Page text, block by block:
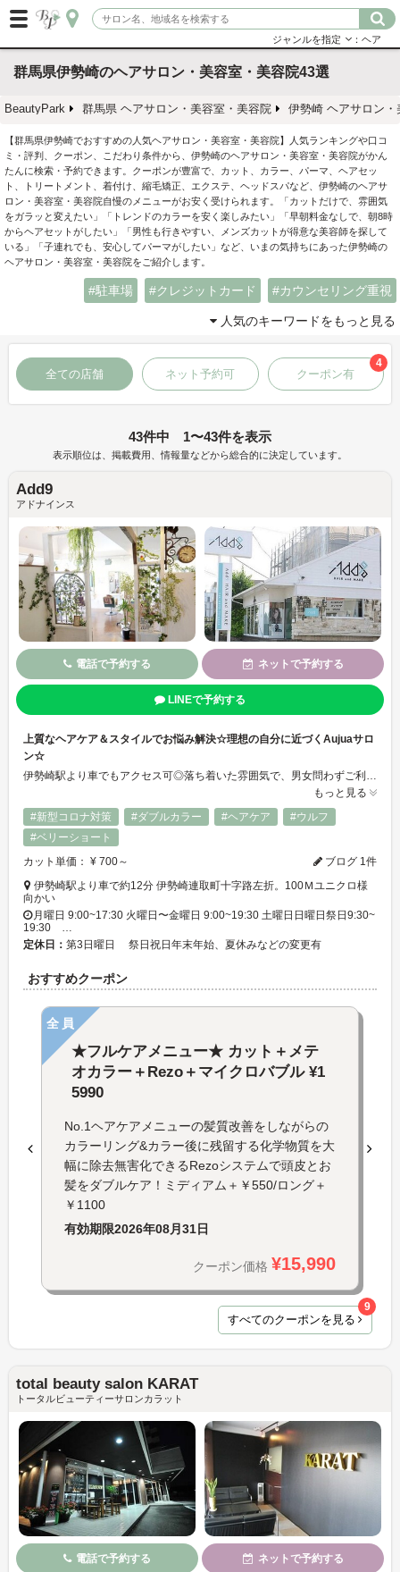
ジャンルを指定 ：ヘア
群馬県伊勢崎のヘアサロン・美容室・美容院43選
BeautyPark 群馬県 ヘアサロン・美容室・美容院 伊勢崎 ヘアサロン・
【群馬県伊勢崎でおすすめの人気ヘアサロン・美容室・美容院】人気ランキングや口コ
ミ・評判、クーポン、こだわり条件から、伊勢崎のヘアサロン・美容室・美容院がかん
たんに検索・予約できます。クーポンが豊富で、カット、カラー、パーマ、ヘアセッ
ト、トリートメント、着付け、縮毛矯正、エクステ、ヘッドスパなど、伊勢崎のヘアサ
ロン・美容室・美容院自慢のメニューがお安く受けられます。「カットだけで、雰囲気
をガラッと変えたい」「トレンドのカラーを安く楽しみたい」「早朝料金なしで、朝8時
からヘアセットがしたい」「男性も行きやすい、メンズカットが得意な美容師を探して
いる」「子連れでも、安心してパーマがしたい」など、いまの気持ちにあった伊勢崎の
ヘアサロン・美容室・美容院をご紹介します。
駐車場 クレジットカード カウンセリング重視
人気のキーワードをもっと見る
全ての店舗 ネット予約可 クーポン有
4
43件中 1〜43件を表示
表示順位は、掲載費用、情報量などから総合的に決定しています。
Add9
アドナインス
電話で予約する ネットで予約する
LINEで予約する
上質なヘアケア＆スタイルでお悩み解決☆理想の自分に近づくAujuaサロ
ン☆
伊勢崎駅より車でもアクセス可◎落ち着いた雰囲気で、男女問わずご利用いただけます。最高級トリートメントAujua(オージュア)の正規取扱店。魔法のバブル(マーブ)、カラー剤等から頭皮を守る薬剤無害化システム(レゾ)導入♪髪質改善メテオカラーと合わせて、透明感溢れるトレンドスタイルも可能☆髪のパサつきやカラーによるダメージが気になる方におすすめです☆お子様連れもＯＫです！
もっと見る
#新型コロナ対策
#ダブルカラー #ヘアケア
#ウルフ
#ベリーショート
カット単価： ¥ 700～
ブログ 1件
伊勢崎駅より車で約12分 伊勢崎連取町十字路左折。100Ｍユニクロ様
向かい
月曜日 9:00~17:30 火曜日〜金曜日 9:00~19:30 土曜日日曜日祭日9:30~
19:30 …
定休日： 第3日曜日 祭日祝日年末年始、夏休みなどの変更有
おすすめクーポン
全員
★フルケアメニュー★ カット＋メテ
オカラー＋Rezo＋マイクロバブル ¥1
5990
No.1ヘアケアメニューの髪質改善をしながらの
カラーリング&カラー後に残留する化学物質を大
幅に除去無害化できるRezoシステムで頭皮とお
髪をダブルケア！ミディアム＋￥550/ロング＋
￥1100
有効期限2026年08月31日
クーポン価格 ¥15,990
すべてのクーポンを見る
9
total beauty salon KARAT
トータルビューティーサロンカラット
電話で予約する ネットで予約する